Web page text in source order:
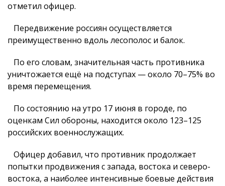
отметил офицер.
Передвижение россиян осуществляется
преимущественно вдоль лесополос и балок.
По его словам, значительная часть противника
уничтожается ещё на подступах — около 70–75% во
время перемещения.
По состоянию на утро 17 июня в городе, по
оценкам Сил обороны, находится около 123–125
российских военнослужащих.
Офицер добавил, что противник продолжает
попытки продвижения с запада, востока и северо-
востока, а наиболее интенсивные боевые действия